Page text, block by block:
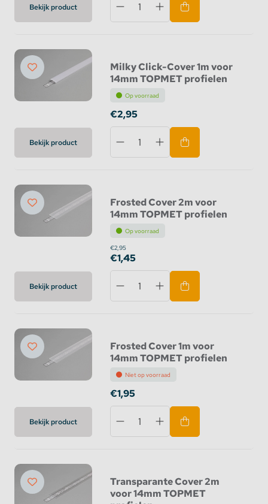
Bekijk product
Bekijk product
Milky Click-Cover 1m voor
14mm TOPMET profielen
Op voorraad
€2,95
Bekijk product
Frosted Cover 2m voor
14mm TOPMET profielen
Op voorraad
€2,95
€1,45
Bekijk product
Frosted Cover 1m voor
14mm TOPMET profielen
Niet op voorraad
€1,95
Transparante Cover 2m
voor 14mm TOPMET